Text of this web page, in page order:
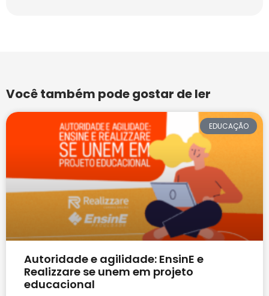
Você também pode gostar de ler
EDUCAÇÃO
Autoridade e agilidade: EnsinE e
Realizzare se unem em projeto
educacional